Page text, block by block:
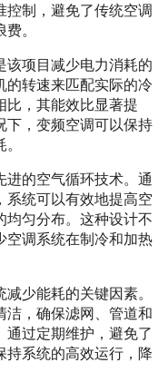
控制，避免了传统空调
。
该项目减少电力消耗的
的转速来匹配实际的冷
比，其能效比显著提
下，变频空调可以保持
进的空气循环技术。通
系统可以有效地提高空
均匀分布。这种设计不
空调系统在制冷和加热
少能耗的关键因素。
洁，确保滤网、管道和
通过定期维护，避免了
持系统的高效运行，降